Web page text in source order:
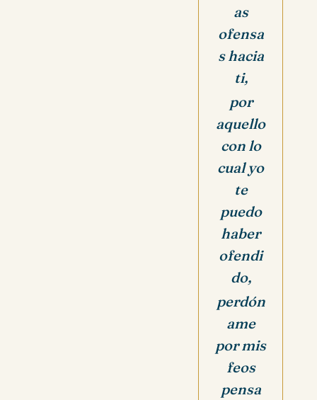
as
ofensa
s hacia
ti,
por
aquello
con lo
cual yo
te
puedo
haber
ofendi
do,
perdón
ame
por mis
feos
pensa